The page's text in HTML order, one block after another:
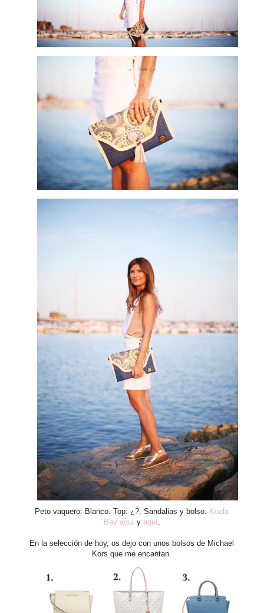
Peto vaquero: Blanco. Top: ¿?. Sandalias y bolso: Koala
Bay aquí y aquí.
En la selección de hoy, os dejo con unos bolsos de Michael
Kors que me encantan.